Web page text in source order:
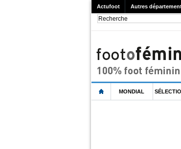
Actufoot Autres
MONDIAL